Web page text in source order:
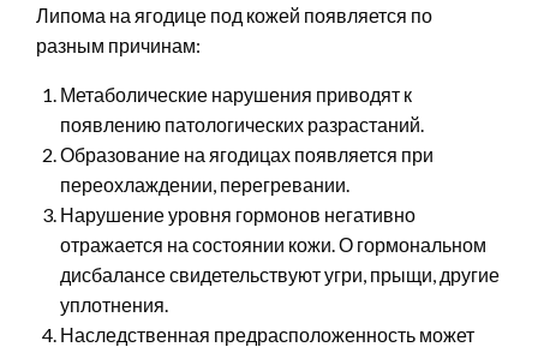
Липома на ягодице под кожей появляется по
разным причинам:
Метаболические нарушения приводят к
появлению патологических разрастаний.
Образование на ягодицах появляется при
переохлаждении, перегревании.
Нарушение уровня гормонов негативно
отражается на состоянии кожи. О гормональном
дисбалансе свидетельствуют угри, прыщи, другие
уплотнения.
Наследственная предрасположенность может